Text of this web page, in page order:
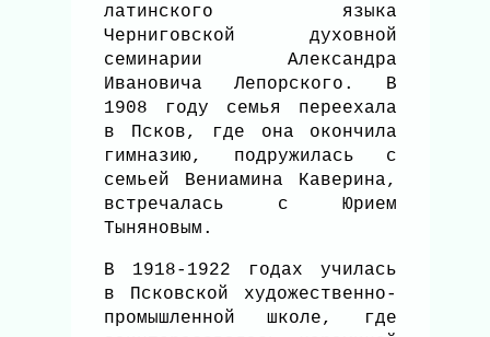
латинского языка
Черниговской духовной
семинарии Александра
Ивановича Лепорского. В
1908 году семья переехала
в Псков, где она окончила
гимназию, подружилась с
семьей Вениамина Каверина,
встречалась с Юрием
Тыняновым.
В 1918-1922 годах училась
в Псковской художественно-
промышленной школе, где